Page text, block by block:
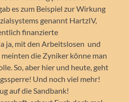
es zum Beispiel zur Wirkung
genannt HartzIV,
finanzierte
ja, mit den Arbeitslosen und
die Zyniker könne man
So, aber hier und heute, geht
Und noch viel mehr!
auf die Sandbank!